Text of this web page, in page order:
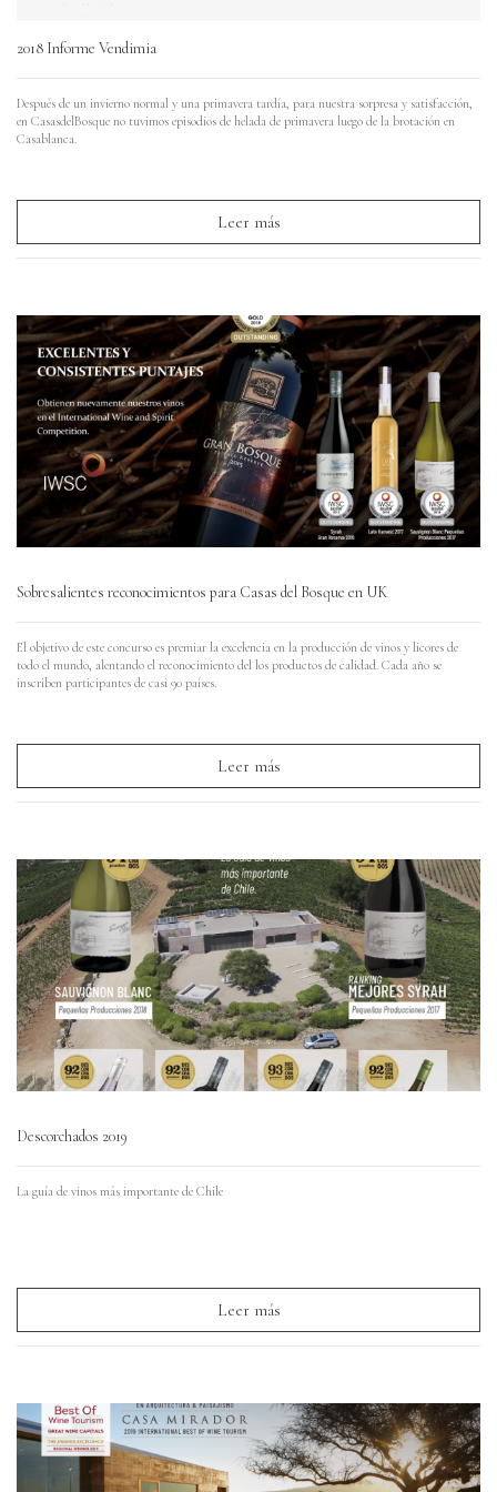
2018 Informe Vendimia
Después de un invierno normal y una primavera tardía, para nuestra sorpresa y satisfacción,
en CasasdelBosque no tuvimos episodios de helada de primavera luego de la brotación en
Casablanca.
Leer más
Sobresalientes reconocimientos para Casas del Bosque en UK
El objetivo de este concurso es premiar la excelencia en la producción de vinos y licores de
todo el mundo, alentando el reconocimiento del los productos de calidad. Cada año se
inscriben participantes de casi 90 países.
Leer más
Descorchados 2019
La guía de vinos más importante de Chile
Leer más